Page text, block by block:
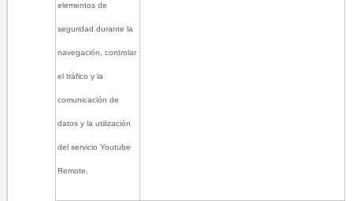
elementos de
seguridad durante la
navegación, controlar
el tráfico y la
comunicación de
datos y la utilización
del servicio Youtube
Remote.